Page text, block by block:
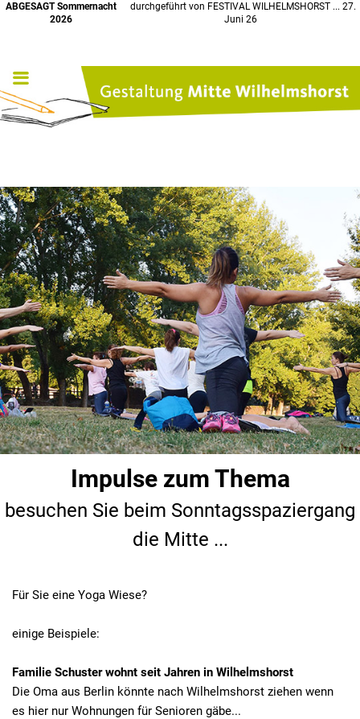
ABGESAGT Sommernacht
2026
durchgeführt von FESTIVAL WILHELMSHORST ... 27.
Juni 26
Impulse zum Thema
besuchen Sie beim Sonntagsspaziergang
die Mitte ...
Für Sie eine Yoga Wiese?
einige Beispiele:
Familie Schuster wohnt seit Jahren in Wilhelmshorst
Die Oma aus Berlin könnte nach Wilhelmshorst ziehen wenn
es hier nur Wohnungen für Senioren gäbe...